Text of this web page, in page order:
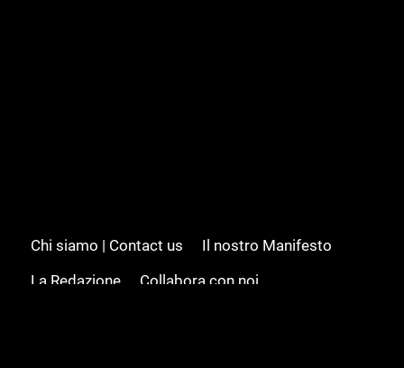
Chi siamo | Contact us
Il nostro Manifesto
La Redazione
Collabora con noi